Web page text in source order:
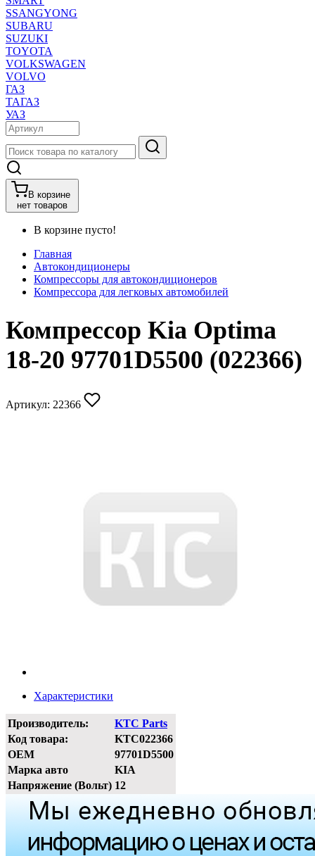
SSANGYONG
SUBARU
SUZUKI
TOYOTA
VOLKSWAGEN
VOLVO
ГАЗ
ТАГАЗ
УАЗ
В корзине
нет товаров
В корзине пусто!
Главная
Автокондиционеры
Компрессоры для автокондиционеров
Компрессора для легковых автомобилей
Компрессор Kia Optima
18-20 97701D5500 (022366)
Артикул: 22366
Характеристики
Производитель:
KTC Parts
Код товара:
KTC022366
OEM
97701D5500
Марка авто
KIA
Напряжение (Вольт) 12